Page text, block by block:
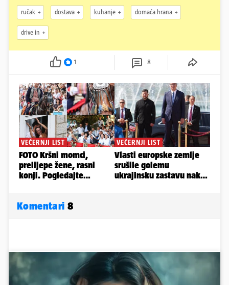
ručak dostava kuhanje domaća hrana
drive in
1 8
Komentari 8